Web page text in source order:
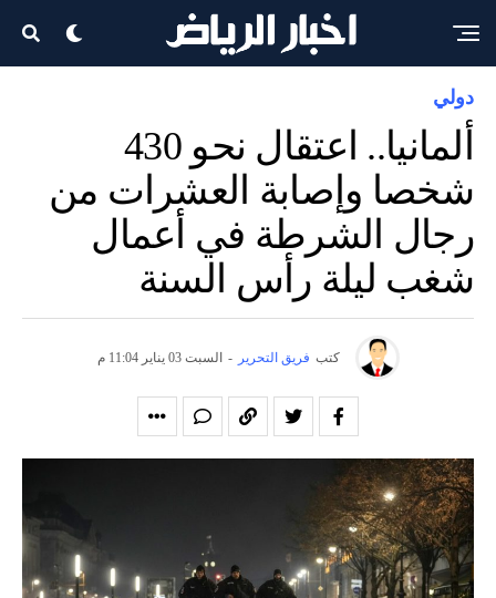
دولي
ألمانيا.. اعتقال نحو 430
شخصا وإصابة العشرات من
رجال الشرطة في أعمال
شغب ليلة رأس السنة
كتب فريق التحرير - السبت 03 يناير 11:04 م